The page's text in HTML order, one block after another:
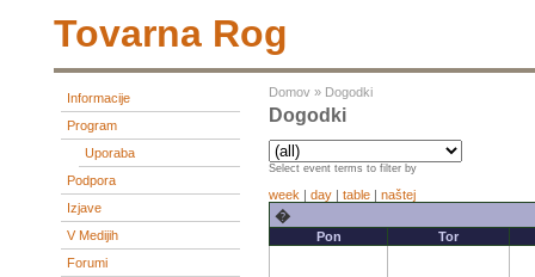
Tovarna Rog
Informacije
Program
Uporaba
Podpora
Izjave
V Medijih
Forumi
Domov » Dogodki
Dogodki
Select event terms to filter by
week | day | table | naštej
�
Pon Tor